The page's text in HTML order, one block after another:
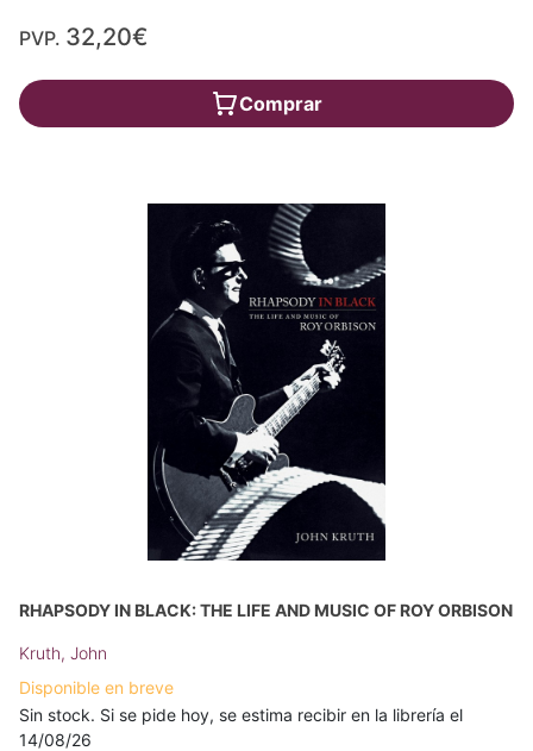
PVP. 32,20€
Comprar
RHAPSODY IN BLACK: THE LIFE AND MUSIC OF ROY ORBISON
Kruth, John
Disponible en breve
Sin stock. Si se pide hoy, se estima recibir en la librería el
14/08/26